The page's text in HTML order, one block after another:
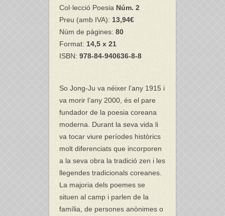
Col·lecció Poesia Núm. 2
Preu (amb IVA): 13,94€
Núm de pàgines: 80
Format: 14,5 x 21
ISBN: 978-84-940636-8-8
So Jong-Ju va néixer l’any 1915 i
va morir l’any 2000, és el pare
fundador de la poesia coreana
moderna. Durant la seva vida li
va tocar viure períodes històrics
molt diferenciats que incorporen
a la seva obra la tradició zen i les
llegendes tradicionals coreanes.
La majoria dels poemes se
situen al camp i parlen de la
família, de persones anònimes o